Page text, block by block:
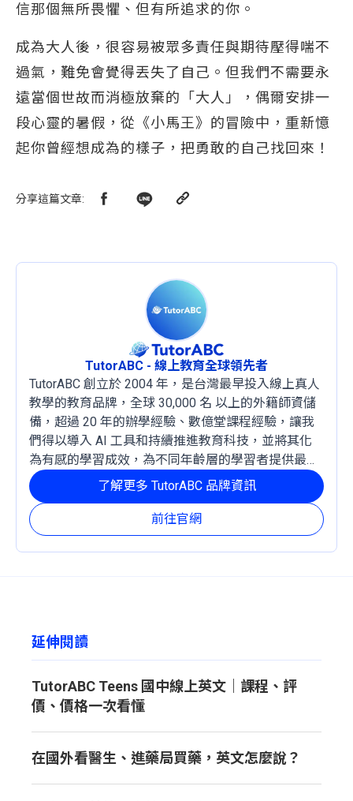
信那個無所畏懼、但有所追求的你。
成為大人後，很容易被眾多責任與期待壓得喘不
過氣，難免會覺得丟失了自己。但我們不需要永
遠當個世故而消極放棄的「大人」，偶爾安排一
段心靈的暑假，從《小馬王》的冒險中，重新憶
起你曾經想成為的樣子，把勇敢的自己找回來！
分享這篇文章:
TutorABC - 線上教育全球領先者
TutorABC 創立於 2004 年，是台灣最早投入線上真人
教學的教育品牌，全球 30,000 名 以上的外籍師資儲
備，超過 20 年的辦學經驗、數億堂課程經驗，讓我
們得以導入 AI 工具和持續推進教育科技，並將其化
為有感的學習成效，為不同年齡層的學習者提供最穩
定且有效的成長路徑。
前往官網
了解更多 TutorABC 品牌資訊
延伸閱讀
TutorABC Teens 國中線上英文｜課程、評
價、價格一次看懂
在國外看醫生、進藥局買藥，英文怎麼說？